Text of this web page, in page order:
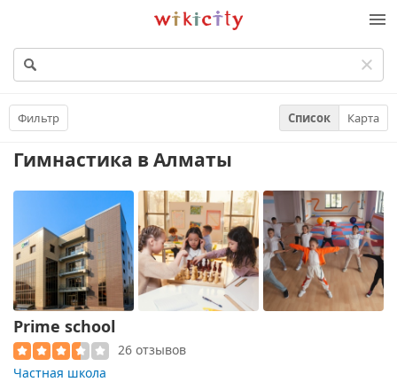
Викисити
Фильтр Список Карта
Гимнастика в Алматы
Prime school
26 отзывов
Частная школа